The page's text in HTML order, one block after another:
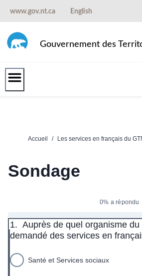
www.gov.nt.ca English
Gouvernement des
Accueil / Les services en français du
Sondage
0% a répondu
1. Auprès de quel organisme
demandé des services en
Santé et Services sociaux